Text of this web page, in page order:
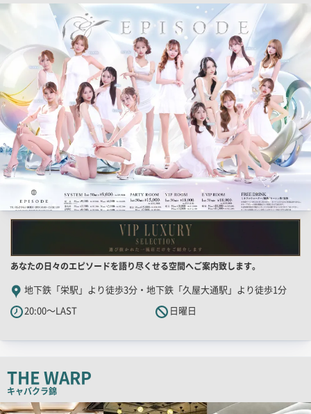
検
一
覧
像
店
舗
PR
キ
コ
ピ
あなたの日々のエピソードを語り尽くせる空間へご案内致します。
地下鉄「栄駅」より徒歩3分・地下鉄「久屋大通駅」より徒歩1分
20:00～LAST
日曜日
THE WARP
キャバクラ錦
検